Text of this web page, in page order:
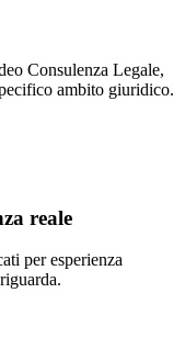
Consulenza Legale,
ambito giuridico.
reale
per esperienza